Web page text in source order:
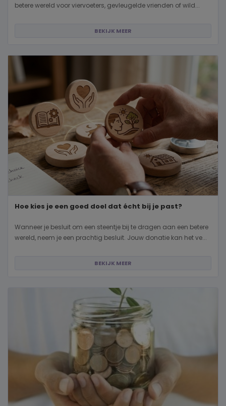
betere wereld voor viervoeters, gevleugelde vrienden of wild...
BEKIJK MEER
Hoe kies je een goed doel dat écht bij je past?
Wanneer je besluit om een steentje bij te dragen aan een betere
wereld, neem je een prachtig besluit. Jouw donatie kan het ve...
BEKIJK MEER